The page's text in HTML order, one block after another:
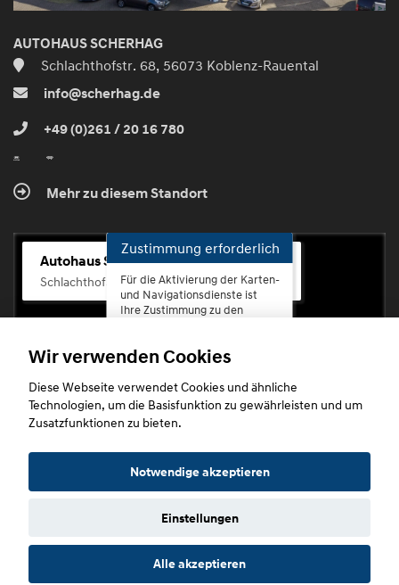
AUTOHAUS SCHERHAG
Schlachthofstr. 68, 56073 Koblenz-Rauental
info@scherhag.de
+49 (0)261 / 20 16 780
Mehr zu diesem Standort
Autohaus Scherhag
Schlachthofstr. 68, 56073 Koblenz-Rauental
Zustimmung erforderlich
Für die Aktivierung der Karten-
und Navigationsdienste ist
Ihre Zustimmung zu den
erforderlich.
Zustimmen
Copyright © 2026. Autohaus Scherhag
Datenschutz Impressum
Wir verwenden Cookies
Diese Webseite verwendet Cookies und ähnliche
Technologien, um die Basisfunktion zu gewährleisten und um
Zusatzfunktionen zu bieten.
Notwendige akzeptieren
Einstellungen
Alle akzeptieren